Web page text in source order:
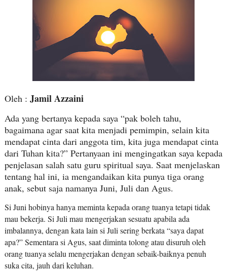
Oleh : Jamil Azzaini
Ada yang bertanya kepada saya “pak boleh tahu,
bagaimana agar saat kita menjadi pemimpin, selain kita
mendapat cinta dari anggota tim, kita juga mendapat cinta
dari Tuhan kita?” Pertanyaan ini mengingatkan saya kepada
penjelasan salah satu guru spiritual saya. Saat menjelaskan
tentang hal ini, ia mengandaikan kita punya tiga orang
anak, sebut saja namanya Juni, Juli dan Agus.
Si Juni hobinya hanya meminta kepada orang tuanya tetapi tidak
mau bekerja. Si Juli mau mengerjakan sesuatu apabila ada
imbalannya, dengan kata lain si Juli sering berkata “saya dapat
apa?” Sementara si Agus, saat diminta tolong atau disuruh oleh
orang tuanya selalu mengerjakan dengan sebaik-baiknya penuh
suka cita, jauh dari keluhan.